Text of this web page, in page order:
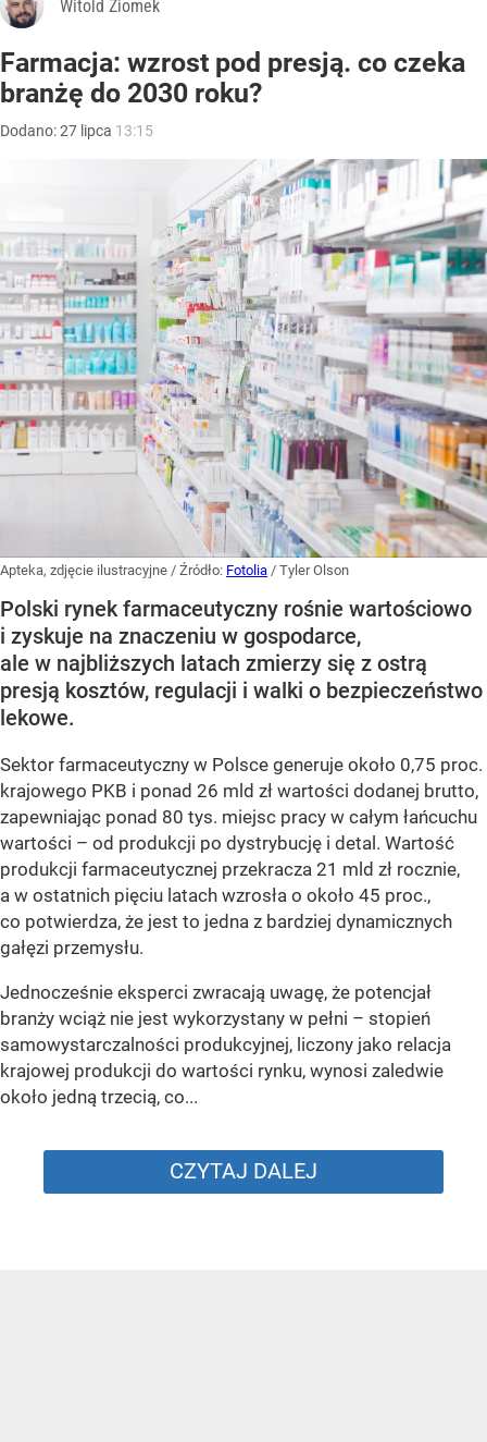
Witold Ziomek
Farmacja: wzrost pod presją. co czeka
branżę do 2030 roku?
Dodano:27 lipca 13:15
Apteka, zdjęcie ilustracyjne / Źródło: Fotolia / Tyler Olson
Polski rynek farmaceutyczny rośnie wartościowo
i zyskuje na znaczeniu w gospodarce,
ale w najbliższych latach zmierzy się z ostrą
presją kosztów, regulacji i walki o bezpieczeństwo
lekowe.
Sektor farmaceutyczny w Polsce generuje około 0,75 proc.
krajowego PKB i ponad 26 mld zł wartości dodanej brutto,
zapewniając ponad 80 tys. miejsc pracy w całym łańcuchu
wartości – od produkcji po dystrybucję i detal. Wartość
produkcji farmaceutycznej przekracza 21 mld zł rocznie,
a w ostatnich pięciu latach wzrosła o około 45 proc.,
co potwierdza, że jest to jedna z bardziej dynamicznych
gałęzi przemysłu.
Jednocześnie eksperci zwracają uwagę, że potencjał
branży wciąż nie jest wykorzystany w pełni – stopień
samowystarczalności produkcyjnej, liczony jako relacja
krajowej produkcji do wartości rynku, wynosi zaledwie
około jedną trzecią, co...
CZYTAJ DALEJ